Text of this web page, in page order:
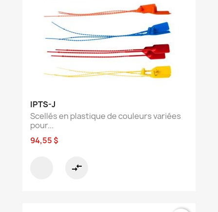
IPTS-J
Scellés en plastique de couleurs variées
pour...
94,55 $
compare_arrows